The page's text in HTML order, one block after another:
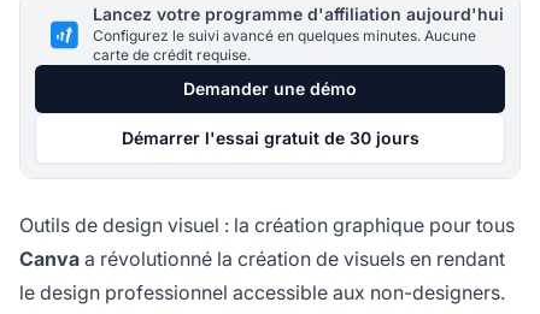
Lancez votre programme d'affiliation aujourd'hui
Configurez le suivi avancé en quelques minutes. Aucune
carte de crédit requise.
Demander une démo
Démarrer l'essai gratuit de 30 jours
Outils de design visuel : la création graphique pour tous
Canva a révolutionné la création de visuels en rendant
le design professionnel accessible aux non-designers.